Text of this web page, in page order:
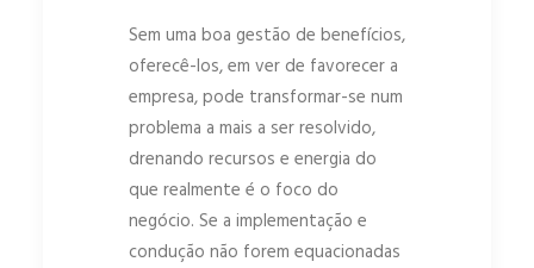
Sem uma boa gestão de benefícios,
oferecê-los, em ver de favorecer a
empresa, pode transformar-se num
problema a mais a ser resolvido,
drenando recursos e energia do
que realmente é o foco do
negócio. Se a implementação e
condução não forem equacionadas